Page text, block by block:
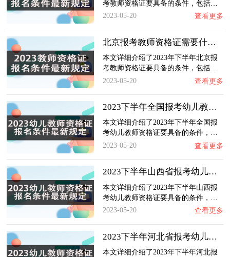
考教师资格证要具备的条件，包括…
2023-05-20
查看更多
北京报考教师资格证需要什么条件？2023下半年…
本文详细介绍了2023年下半年北京报
考教师资格证要具备的条件，包括…
2023-05-20
查看更多
2023下半年全国报考幼儿教师资格证要具备什么…
本文详细介绍了2023年下半年全国报
考幼儿教师资格证要具备的条件，…
2023-05-20
查看更多
2023下半年山西省报考幼儿教师资格证要具备什…
本文详细介绍了2023年下半年山西报
考幼儿教师资格证要具备的条件，…
2023-05-20
查看更多
2023下半年河北省报考幼儿教师资格证要具备什…
本文详细介绍了2023年下半年河北报